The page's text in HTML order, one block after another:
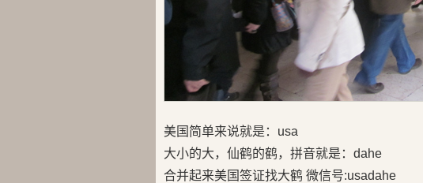
美国简单来说就是：usa
大小的大，仙鹤的鹤，拼音就是：dahe
合并起来美国签证找大鹤 微信号:usadahe